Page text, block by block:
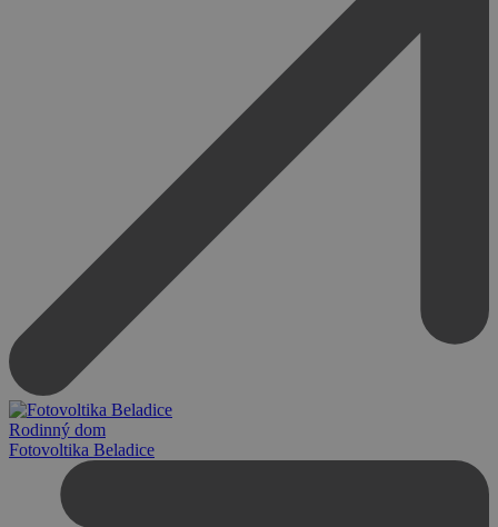
Rodinný dom
Fotovoltika Beladice